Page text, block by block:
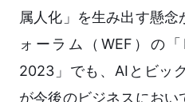
属人化」を生み出す懸
ォーラム（WEF）の
2023」でも、AIとビッ
が今後のビジネスにおい